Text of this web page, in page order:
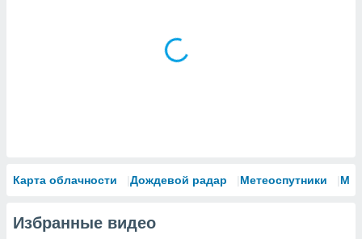
Карта облачности Дождевой радар Метеоспутники
Избранные видео